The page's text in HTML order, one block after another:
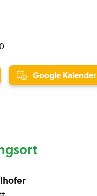
Google Kalender